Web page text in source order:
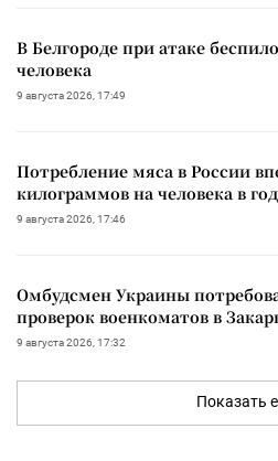
В Белгороде при атаке
человека
9 августа 2026, 17:49
Потребление мяса в России
килограммов на человека в год
9 августа 2026, 17:46
Омбудсмен Украины
проверок военкоматов в
9 августа 2026, 17:32
Показать